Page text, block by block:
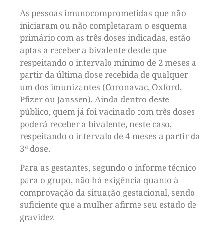
As pessoas imunocomprometidas que não
iniciaram ou não completaram o esquema
primário com as três doses indicadas, estão
aptas a receber a bivalente desde que
respeitando o intervalo mínimo de 2 meses a
partir da última dose recebida de qualquer
um dos imunizantes (Coronavac, Oxford,
Pfizer ou Janssen). Ainda dentro deste
público, quem já foi vacinado com três doses
poderá receber a bivalente, neste caso,
respeitando o intervalo de 4 meses a partir da
3ª dose.
Para as gestantes, segundo o informe técnico
para o grupo, não há exigência quanto à
comprovação da situação gestacional, sendo
suficiente que a mulher afirme seu estado de
gravidez.